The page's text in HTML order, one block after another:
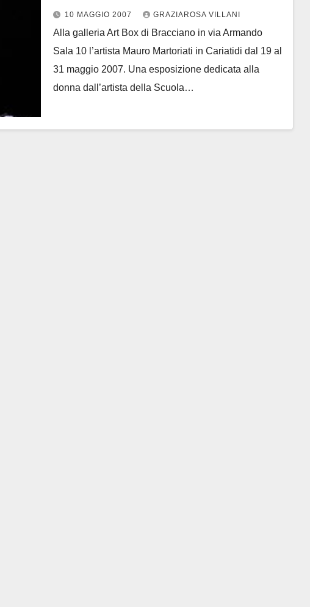
10 MAGGIO 2007 GRAZIAROSA VILLANI
Alla galleria Art Box di Bracciano in via Armando
Sala 10 l’artista Mauro Martoriati in Cariatidi dal 19 al
31 maggio 2007. Una esposizione dedicata alla
donna dall’artista della Scuola…